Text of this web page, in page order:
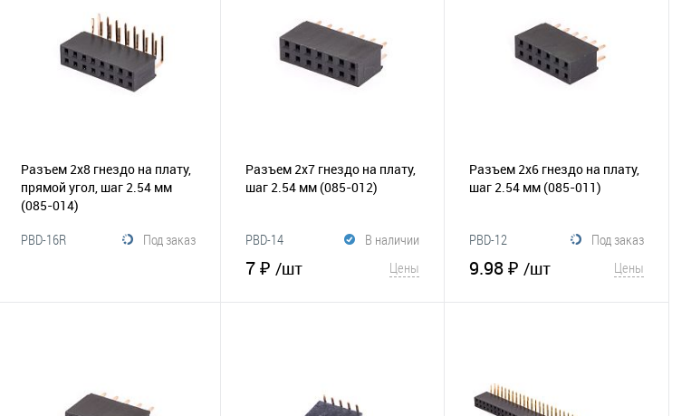
Разъем 2х8 гнездо на плату,
прямой угол, шаг 2.54 мм
(085-014)
Под заказ
PBD-16R
Разъем 2х7 гнездо на плату,
шаг 2.54 мм (085-012)
В наличии
PBD-14
7 ₽ /шт Цены
Разъем 2х6 гнездо на плату,
шаг 2.54 мм (085-011)
Под заказ
PBD-12
9.98 ₽/шт Цены